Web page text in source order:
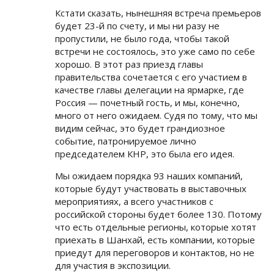
Кстати сказать, нынешняя встреча премьеров
будет 23-й по счету, и мы ни разу не
пропустили, не было года, чтобы такой
встречи не состоялось, это уже само по себе
хорошо. В этот раз приезд главы
правительства сочетается с его участием в
качестве главы делегации на ярмарке, где
Россия — почетный гость, и мы, конечно,
много от него ожидаем. Судя по тому, что мы
видим сейчас, это будет грандиозное
событие, патронируемое лично
председателем КНР, это была его идея.
Мы ожидаем порядка 93 наших компаний,
которые будут участвовать в выставочных
мероприятиях, а всего участников с
российской стороны будет более 130. Потому
что есть отдельные регионы, которые хотят
приехать в Шанхай, есть компании, которые
приедут для переговоров и контактов, но не
для участия в экспозиции.